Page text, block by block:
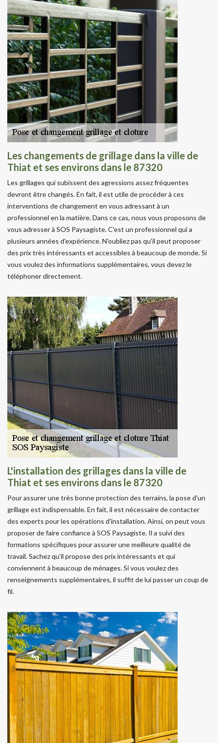
Les changements de grillage dans la ville de
Thiat et ses environs dans le 87320
Les grillages qui subissent des agressions assez fréquentes
devront être changés. En fait, il est utile de procéder à ces
interventions de changement en vous adressant à un
professionnel en la matière. Dans ce cas, nous vous proposons de
vous adresser à SOS Paysagiste. C'est un professionnel qui a
plusieurs années d'expérience. N'oubliez pas qu'il peut proposer
des prix très intéressants et accessibles à beaucoup de monde. Si
vous voulez des informations supplémentaires, vous devez le
téléphoner directement.
L'installation des grillages dans la ville de
Thiat et ses environs dans le 87320
Pour assurer une très bonne protection des terrains, la pose d'un
grillage est indispensable. En fait, il est nécessaire de contacter
des experts pour les opérations d'installation. Ainsi, on peut vous
proposer de faire confiance à SOS Paysagiste. Il a suivi des
formations spécifiques pour assurer une meilleure qualité de
travail. Sachez qu'il propose des prix intéressants et qui
conviennent à beaucoup de ménages. Si vous voulez des
renseignements supplémentaires, il suffit de lui passer un coup de
fil.